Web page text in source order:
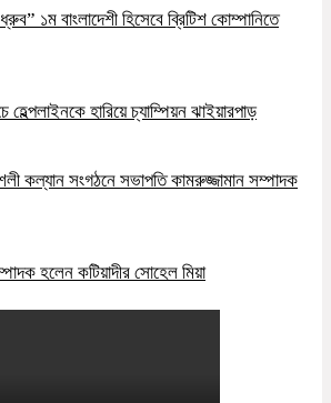
১ম বাংলাদেশী হিসেবে ব্রিটিশ কোম্পানিতে
হেল্পলাইনকে হারিয়ে চ্যাম্পিয়ন ঝাইয়ারপাড়
কল্যান সংগঠনে সভাপতি কামরুজ্জামান সম্পাদক
হলেন কটিয়াদীর সোহেল মিয়া